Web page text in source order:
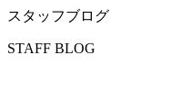
スタッフブログ
STAFF BLOG